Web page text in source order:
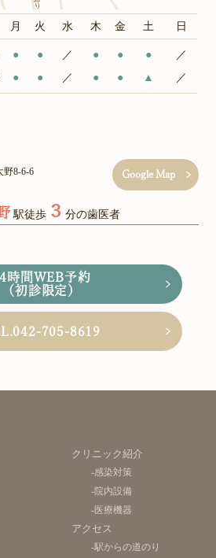
月 火 水 木 金 土 日
● ● ／ ● ● ●
／
● ● ／ ● ● ▲ ／
野8-6-6
Google Map
駅徒歩 ３分の歯医者
時間WEB予約
（初診限定）
705-8619
クリニック紹介
-感染対策
-院内設備
-医療機器
アクセス
-駅からの道のり